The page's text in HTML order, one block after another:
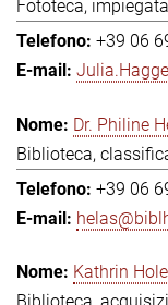
Fototeca, impiegata
+39 06
Dr. Philine
Biblioteca,
+39 06
Kathrin